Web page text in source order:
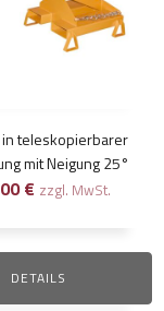
in teleskopierbarer
mit Neigung 25°
€ zzgl. MwSt.
DETAILS